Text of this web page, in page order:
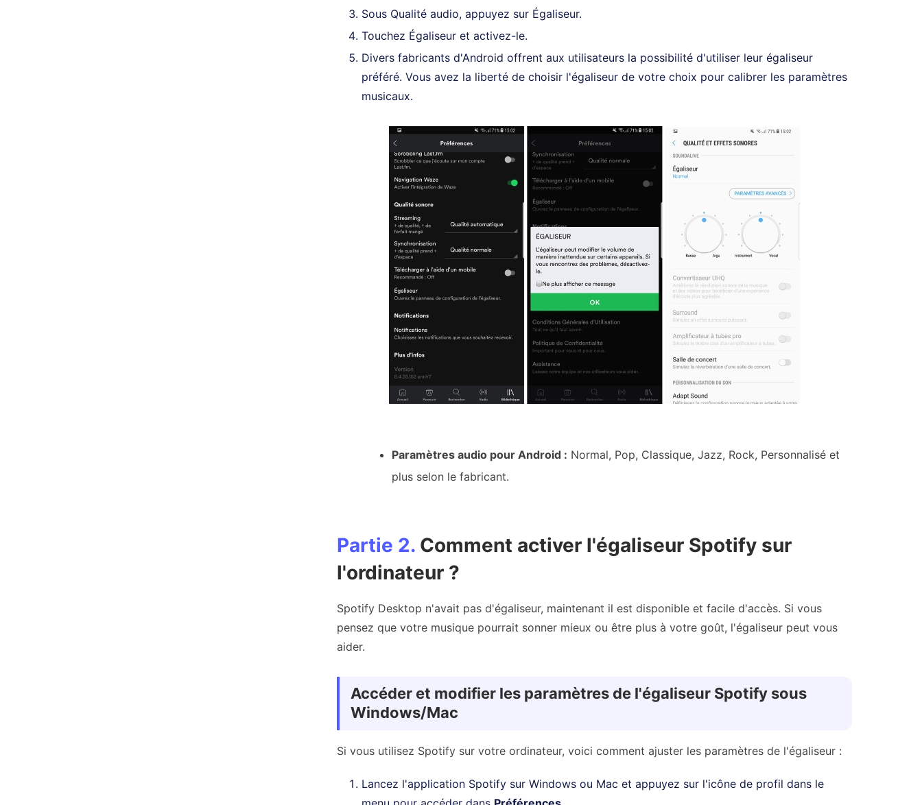
Sous Qualité audio, appuyez sur Égaliseur.
Touchez Égaliseur et activez-le.
Divers fabricants d'Android offrent aux utilisateurs la possibilité d'utiliser leur égaliseur
préféré. Vous avez la liberté de choisir l'égaliseur de votre choix pour calibrer les paramètres
musicaux.
Paramètres audio pour Android : Normal, Pop, Classique, Jazz, Rock, Personnalisé et
plus selon le fabricant.
Partie 2. Comment activer l'égaliseur Spotify sur
l'ordinateur ?
Spotify Desktop n'avait pas d'égaliseur, maintenant il est disponible et facile d'accès. Si vous
pensez que votre musique pourrait sonner mieux ou être plus à votre goût, l'égaliseur peut vous
aider.
Accéder et modifier les paramètres de l'égaliseur Spotify sous
Windows/Mac
Si vous utilisez Spotify sur votre ordinateur, voici comment ajuster les paramètres de l'égaliseur :
Lancez l'application Spotify sur Windows ou Mac et appuyez sur l'icône de profil dans le